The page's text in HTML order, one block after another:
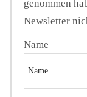
genommen
Newsletter
Name